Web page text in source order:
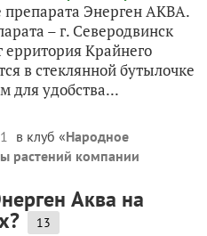
препарата Энерген АКВА.
– г. Северодвинск
ерритория Крайнего
в стеклянной бутылочке
для удобства...
в клуб «Народное
растений компании
Аква на
13